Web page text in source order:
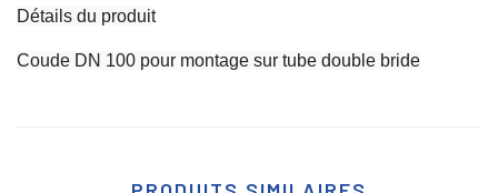
Détails du produit
Coude DN 100 pour montage sur tube double bride